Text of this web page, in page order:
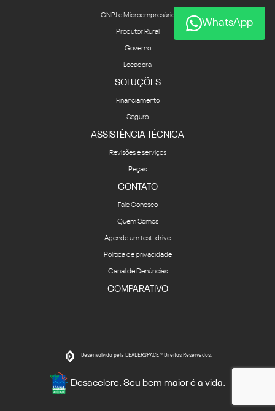
CNPJ e Microempresário
Produtor Rural
Governo
Locadora
SOLUÇÕES
Financiamento
Seguro
ASSISTÊNCIA TÉCNICA
Revisões e serviços
Peças
CONTATO
Fale Conosco
Quem Somos
Agende um test-drive
Política de privacidade
Canal de Denúncias
COMPARATIVO
Desenvolvido pela DEALERSPACE ® Direitos Reservados.
Desacelere. Seu bem maior é a vida.
WhatsApp